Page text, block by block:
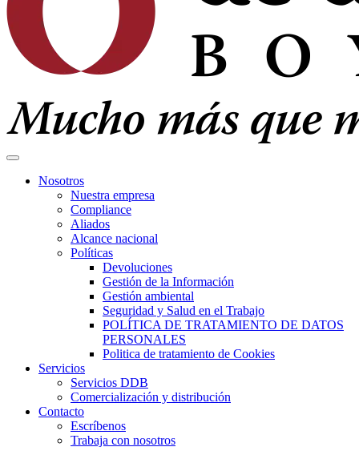
Nosotros
Nuestra empresa
Compliance
Aliados
Alcance nacional
Políticas
Devoluciones
Gestión de la Información
Gestión ambiental
Seguridad y Salud en el Trabajo
POLÍTICA DE TRATAMIENTO DE DATOS
PERSONALES
Politica de tratamiento de Cookies
Servicios
Servicios DDB
Comercialización y distribución
Contacto
Escríbenos
Trabaja con nosotros